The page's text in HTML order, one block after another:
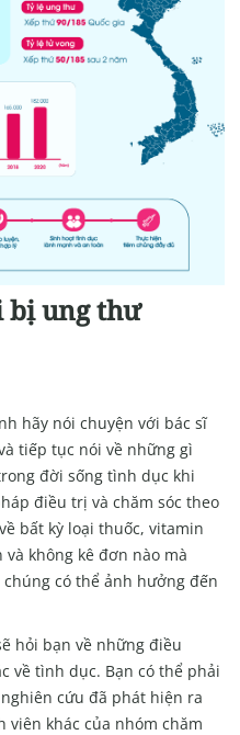
bị ung thư
hãy nói chuyện với bác sĩ
tiếp tục nói về những gì
đời sống tình dục khi
điều trị và chăm sóc theo
bất kỳ loại thuốc, vitamin
không kê đơn nào mà
có thể ảnh hưởng đến
hỏi bạn về những điều
về tình dục. Bạn có thể phải
cứu đã phát hiện ra
viên khác của nhóm chăm